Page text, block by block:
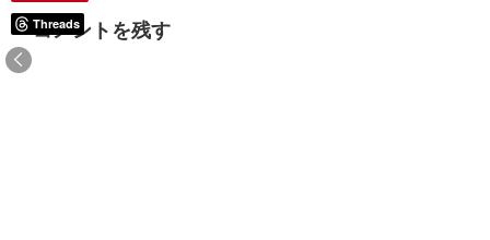
コメントを残す
Threads